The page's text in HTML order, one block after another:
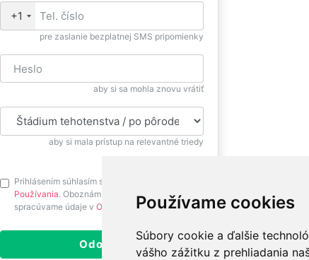
Používame cookies
Súbory cookie a ďalšie
vášho zážitku z prehliadania
+1
pre zaslanie bezplatnej SMS pripomienky
aby si sa mohla znovu vrátiť
aby si mala prístup na relevantné triedy
Prihlásením súhlasím s
Používania. Oboznám sa prosím ako
spracúvame údaje v Ochrane osobných údajov.
Odoslať